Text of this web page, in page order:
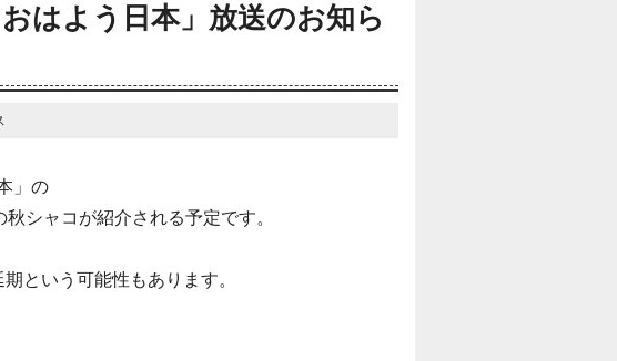
はよう日本」放送のお知ら
」の
シャコが紹介される予定です。
という可能性もあります。